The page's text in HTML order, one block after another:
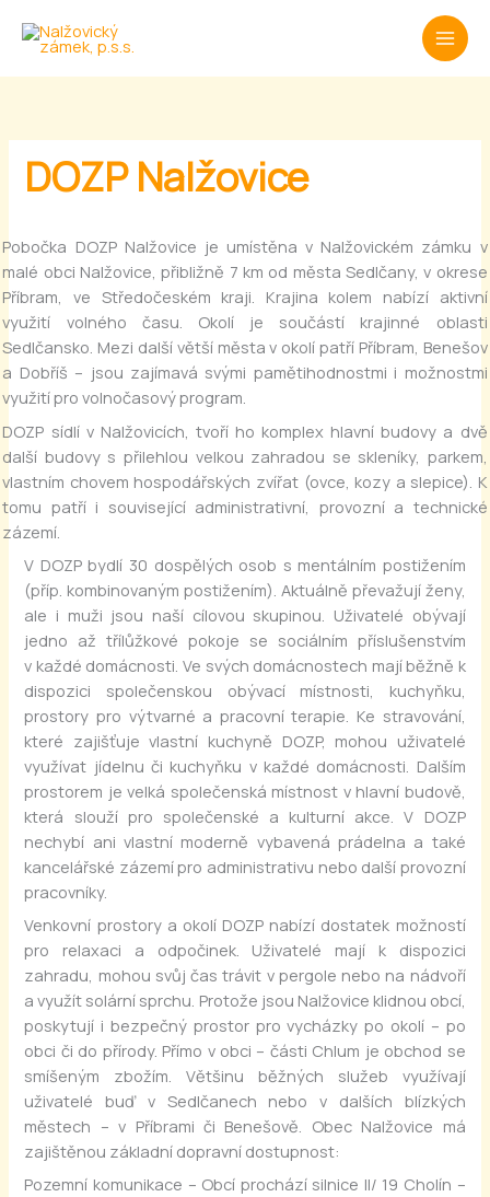
DOZP Nalžovice
Pobočka DOZP Nalžovice je umístěna v Nalžovickém zámku v
malé obci Nalžovice, přibližně 7 km od města Sedlčany, v okrese
Příbram, ve Středočeském kraji. Krajina kolem nabízí aktivní
využití volného času. Okolí je součástí krajinné oblasti
Sedlčansko. Mezi další větší města v okolí patří Příbram, Benešov
a Dobříš – jsou zajímavá svými pamětihodnostmi i možnostmi
využití pro volnočasový program.
DOZP sídlí v Nalžovicích, tvoří ho komplex hlavní budovy a dvě
další budovy s přilehlou velkou zahradou se skleníky, parkem,
vlastním chovem hospodářských zvířat (ovce, kozy a slepice). K
tomu patří i související administrativní, provozní a technické
zázemí.
V DOZP bydlí 30 dospělých osob s mentálním postižením
(příp. kombinovaným postižením). Aktuálně převažují ženy,
ale i muži jsou naší cílovou skupinou. Uživatelé obývají
jedno až třílůžkové pokoje se sociálním příslušenstvím
v každé domácnosti. Ve svých domácnostech mají běžně k
dispozici společenskou obývací místnosti, kuchyňku,
prostory pro výtvarné a pracovní terapie. Ke stravování,
které zajišťuje vlastní kuchyně DOZP, mohou uživatelé
využívat jídelnu či kuchyňku v každé domácnosti. Dalším
prostorem je velká společenská místnost v hlavní budově,
která slouží pro společenské a kulturní akce. V DOZP
nechybí ani vlastní moderně vybavená prádelna a také
kancelářské zázemí pro administrativu nebo další provozní
pracovníky.
Venkovní prostory a okolí DOZP nabízí dostatek možností
pro relaxaci a odpočinek. Uživatelé mají k dispozici
zahradu, mohou svůj čas trávit v pergole nebo na nádvoří
a využít solární sprchu. Protože jsou Nalžovice klidnou obcí,
poskytují i bezpečný prostor pro vycházky po okolí – po
obci či do přírody. Přímo v obci – části Chlum je obchod se
smíšeným zbožím. Většinu běžných služeb využívají
uživatelé buď v Sedlčanech nebo v dalších blízkých
městech – v Příbrami či Benešově. Obec Nalžovice má
zajištěnou základní dopravní dostupnost:
Pozemní komunikace – Obcí prochází silnice II/ 19 Cholín –